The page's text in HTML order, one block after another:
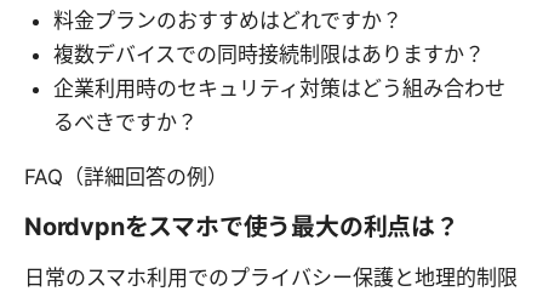
料金プランのおすすめはどれですか？
複数デバイスでの同時接続制限はありますか？
企業利用時のセキュリティ対策はどう組み合わせ
るべきですか？
FAQ（詳細回答の例）
Nordvpnをスマホで使う最大の利点は？
日常のスマホ利用でのプライバシー保護と地理的制限